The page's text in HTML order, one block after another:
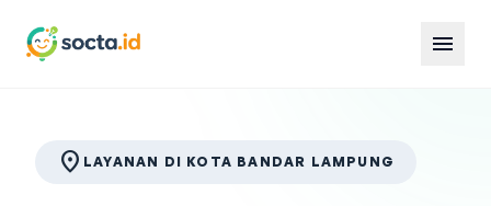
menu
location_on LAYANAN DI KOTA BANDAR LAMPUNG